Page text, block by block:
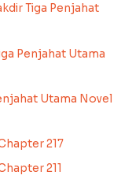
Tiga Penjahat
Penjahat Utama
Utama Novel
217
211